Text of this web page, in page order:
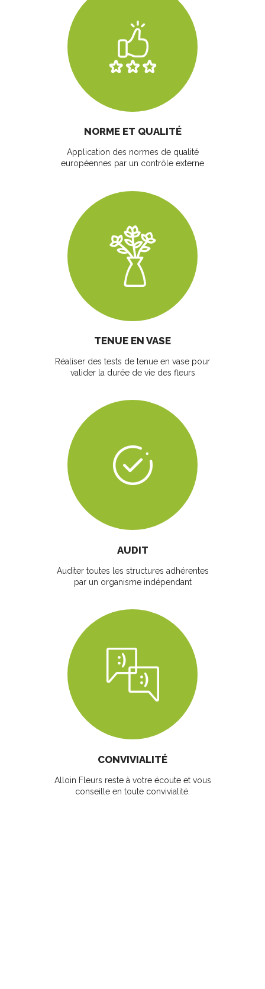
NORME ET QUALITÉ
Application des normes de qualité
européennes par un contrôle externe
TENUE EN VASE
Réaliser des tests de tenue en vase pour
valider la durée de vie des fleurs
AUDIT
Auditer toutes les structures adhérentes
par un organisme indépendant
CONVIVIALITÉ
Alloin Fleurs reste à votre écoute et vous
conseille en toute convivialité.